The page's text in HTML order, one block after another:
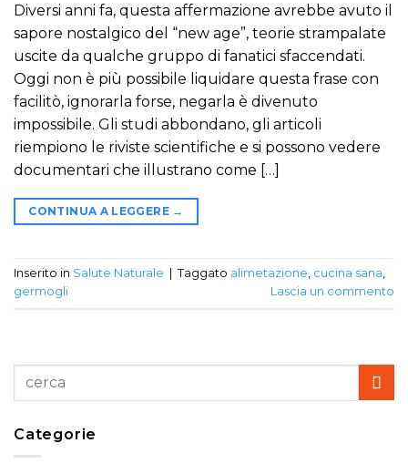
Diversi anni fa, questa affermazione avrebbe avuto il
sapore nostalgico del “new age”, teorie strampalate
uscite da qualche gruppo di fanatici sfaccendati.
Oggi non è più possibile liquidare questa frase con
facilitò, ignorarla forse, negarla è divenuto
impossibile. Gli studi abbondano, gli articoli
riempiono le riviste scientifiche e si possono vedere
documentari che illustrano come […]
CONTINUA A LEGGERE →
Inserito in Salute Naturale Taggato alimetazione cucina sana
germogli
Lascia un commento
Categorie